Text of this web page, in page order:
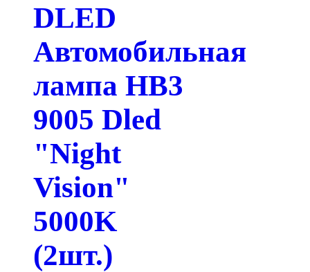
DLED
Автомобильная
лампа HB3
9005 Dled
"Night
Vision"
5000K
(2шт.)